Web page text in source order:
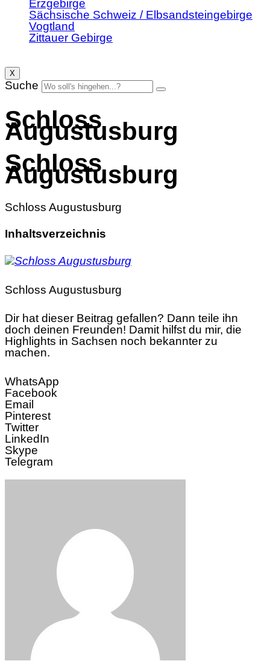
Erzgebirge
Sächsische Schweiz / Elbsandsteingebirge
Vogtland
Zittauer Gebirge
X
Suche
Schloss
Augustusburg
Schloss
Augustusburg
Schloss Augustusburg
Inhaltsverzeichnis
Schloss Augustusburg
Dir hat dieser Beitrag gefallen? Dann teile ihn
doch deinen Freunden! Damit hilfst du mir, die
Highlights in Sachsen noch bekannter zu
machen.
WhatsApp
Facebook
Email
Pinterest
Twitter
LinkedIn
Skype
Telegram